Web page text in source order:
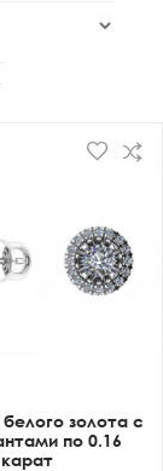
золота с
по 0.16
карат